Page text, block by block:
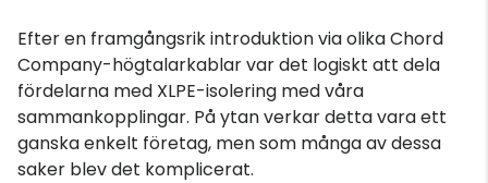
Efter en framgångsrik introduktion via olika Chord
Company-högtalarkablar var det logiskt att dela
fördelarna med XLPE-isolering med våra
sammankopplingar. På ytan verkar detta vara ett
ganska enkelt företag, men som många av dessa
saker blev det komplicerat.